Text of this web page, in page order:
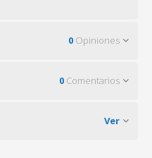
0 Opiniones
0 Comentarios
Ver